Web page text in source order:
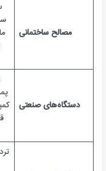
مصالح ساختمانی
دستگاه‌های صنعتی